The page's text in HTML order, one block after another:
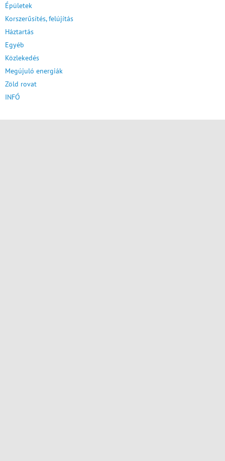
Épületek
Korszerűsítés, felújítás
Háztartás
Egyéb
Közlekedés
Megújuló energiák
Zöld rovat
INFÓ